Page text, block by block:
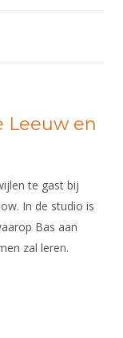
Leeuw en
te gast bij
In de studio is
Bas aan
zal leren.